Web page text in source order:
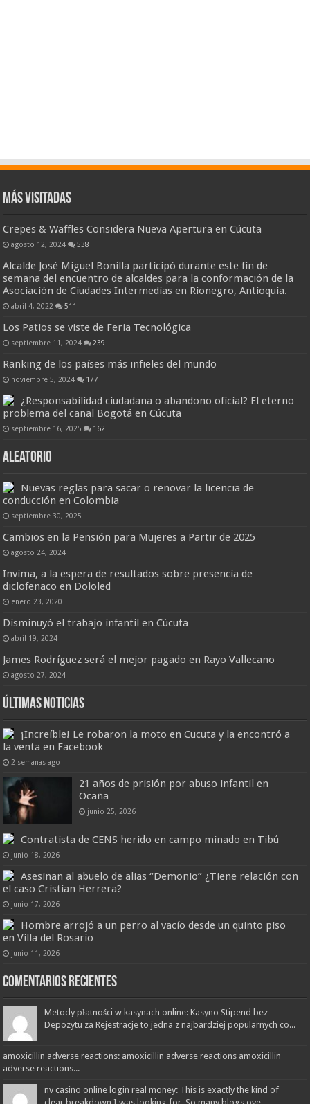
Más visitadas
Crepes & Waffles Considera Nueva Apertura en Cúcuta
agosto 12, 2024 538
Alcalde José Miguel Bonilla participó durante este fin de
semana del encuentro de alcaldes para la conformación de la
Asociación de Ciudades Intermedias en Rionegro, Antioquia.
abril 4, 2022 511
Los Patios se viste de Feria Tecnológica
septiembre 11, 2024 239
Ranking de los países más infieles del mundo
noviembre 5, 2024 177
¿Responsabilidad ciudadana o abandono oficial? El eterno
problema del canal Bogotá en Cúcuta
septiembre 16, 2025 162
Aleatorio
Nuevas reglas para sacar o renovar la licencia de
conducción en Colombia
septiembre 30, 2025
Cambios en la Pensión para Mujeres a Partir de 2025
agosto 24, 2024
Invima, a la espera de resultados sobre presencia de
diclofenaco en Dololed
enero 23, 2020
Disminuyó el trabajo infantil en Cúcuta
abril 19, 2024
James Rodríguez será el mejor pagado en Rayo Vallecano
agosto 27, 2024
Últimas Noticias
¡Increíble! Le robaron la moto en Cucuta y la encontró a
la venta en Facebook
2 semanas ago
21 años de prisión por abuso infantil en
Ocaña
junio 25, 2026
Contratista de CENS herido en campo minado en Tibú
junio 18, 2026
Asesinan al abuelo de alias “Demonio” ¿Tiene relación con
el caso Cristian Herrera?
junio 17, 2026
Hombre arrojó a un perro al vacío desde un quinto piso
en Villa del Rosario
junio 11, 2026
Comentarios recientes
Metody płatności w kasynach online: Kasyno Stipend bez
Depozytu za Rejestracje to jedna z najbardziej popularnych co...
amoxicillin adverse reactions: amoxicillin adverse reactions amoxicillin
adverse reactions...
nv casino online login real money: This is exactly the kind of